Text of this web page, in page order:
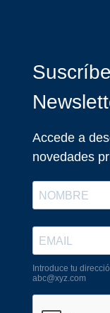
Accede a
novedades
Introduce tu
abc@xyz.com